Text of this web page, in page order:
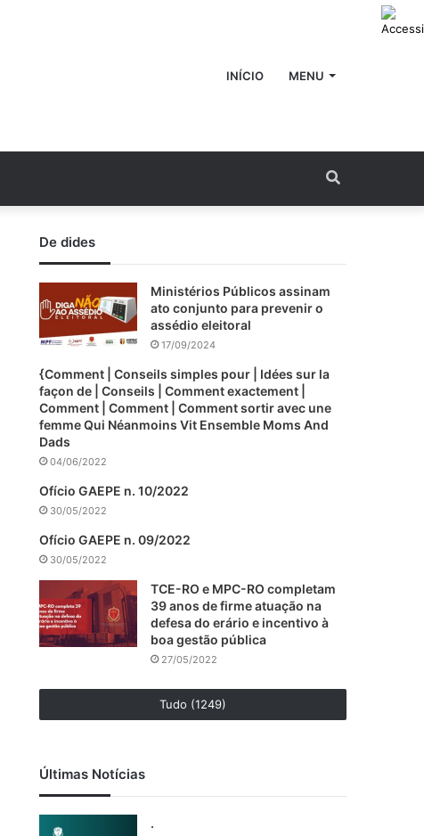
INÍCIO MENU
De dides
Ministérios Públicos assinam
ato conjunto para prevenir o
assédio eleitoral
17/09/2024
{Comment | Conseils simples pour | Idées sur la
façon de | Conseils | Comment exactement |
Comment | Comment | Comment sortir avec une
femme Qui Néanmoins Vit Ensemble Moms And
Dads
04/06/2022
Ofício GAEPE n. 10/2022
30/05/2022
Ofício GAEPE n. 09/2022
30/05/2022
TCE-RO e MPC-RO completam
39 anos de firme atuação na
defesa do erário e incentivo à
boa gestão pública
27/05/2022
Tudo (1249)
Últimas Notícias
.